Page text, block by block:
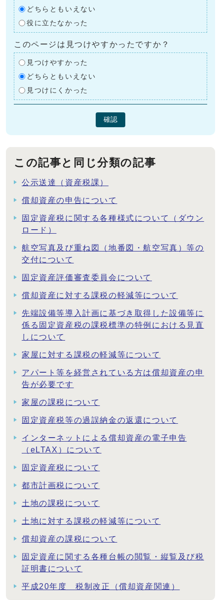
どちらともいえない
役に立たなかった
このページは見つけやすかったですか？
見つけやすかった
どちらともいえない
見つけにくかった
確認
この記事と同じ分類の記事
公示送達（資産税課）
償却資産の申告について
固定資産税に関する各種様式について（ダウン
ロード）
航空写真及び重ね図（地番図・航空写真）等の
交付について
固定資産評価審査委員会について
償却資産に対する課税の軽減等について
先端設備等導入計画に基づき取得した設備等に
係る固定資産税の課税標準の特例における見直
しについて
家屋に対する課税の軽減等について
アパート等を経営されている方は償却資産の申
告が必要です
家屋の課税について
固定資産税等の過誤納金の返還について
インターネットによる償却資産の電子申告
（eLTAX）について
固定資産税について
都市計画税について
土地の課税について
土地に対する課税の軽減等について
償却資産の課税について
固定資産に関する各種台帳の閲覧・縦覧及び税
証明書について
平成20年度 税制改正（償却資産関連）